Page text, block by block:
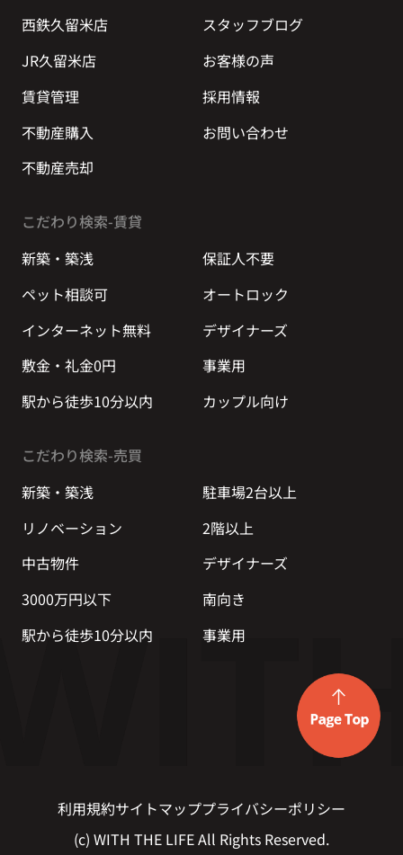
西鉄久留米店
スタッフブログ
JR久留米店
お客様の声
賃貸管理
採用情報
不動産購入
お問い合わせ
不動産売却
こだわり検索-賃貸
新築・築浅
保証人不要
ペット相談可
オートロック
インターネット無料
デザイナーズ
敷金・礼金0円
事業用
駅から徒歩10分以内
カップル向け
こだわり検索-売買
新築・築浅
駐車場2台以上
リノベーション
2階以上
中古物件
デザイナーズ
3000万円以下
南向き
駅から徒歩10分以内
事業用
利用規約サイトマッププライバシーポリシー
(c) WITH THE LIFE All Rights Reserved.